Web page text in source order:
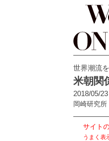
世界潮流
米朝関
2018/05/23
岡崎研究所
サイト
うまく表